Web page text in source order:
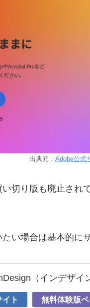
出典元： Adobe公式
い切り版も廃止され
たい場合は基本的に
（インデザイ
ト 無料体験版